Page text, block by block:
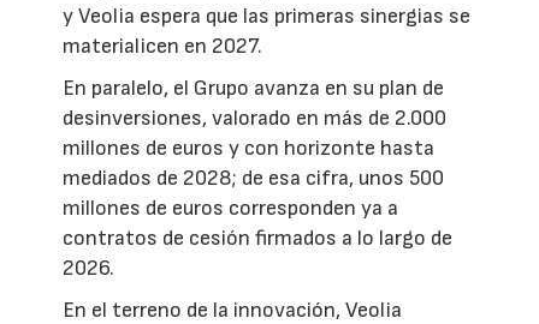
y Veolia espera que las primeras sinergias se
materialicen en 2027.
En paralelo, el Grupo avanza en su plan de
desinversiones, valorado en más de 2.000
millones de euros y con horizonte hasta
mediados de 2028; de esa cifra, unos 500
millones de euros corresponden ya a
contratos de cesión firmados a lo largo de
2026.
En el terreno de la innovación, Veolia